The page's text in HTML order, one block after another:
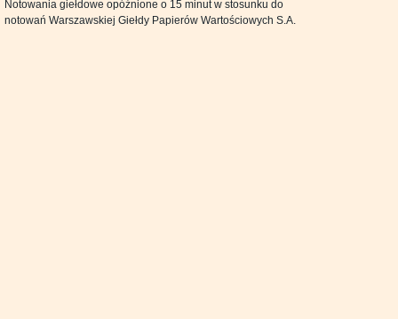
Notowania giełdowe opóźnione o 15 minut w stosunku do
notowań Warszawskiej Giełdy Papierów Wartościowych S.A.